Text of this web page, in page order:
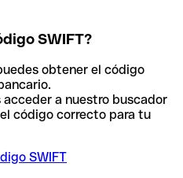
SWIFT?
obtener el código
a nuestro buscador
código correcto para tu
SWIFT